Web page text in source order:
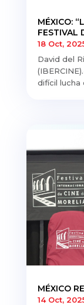
MÉXICO:
FESTIVAL
18 Oct,
David del
difícil lucha
MÉXICO
14 Oct,